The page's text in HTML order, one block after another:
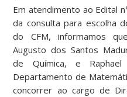
Em atendimento ao Edital
da consulta para escolha
do CFM, informamos
Augusto dos Santos
de Química, e
Departamento de
concorrer ao cargo de